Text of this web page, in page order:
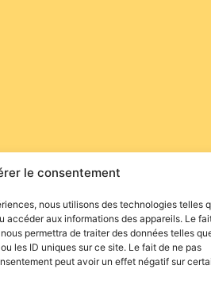
le consentement
nous utilisons des technologies telles
accéder aux informations des appareils. Le
permettra de traiter des données telles
les ID uniques sur ce site. Le fait de ne pas
peut avoir un effet négatif sur